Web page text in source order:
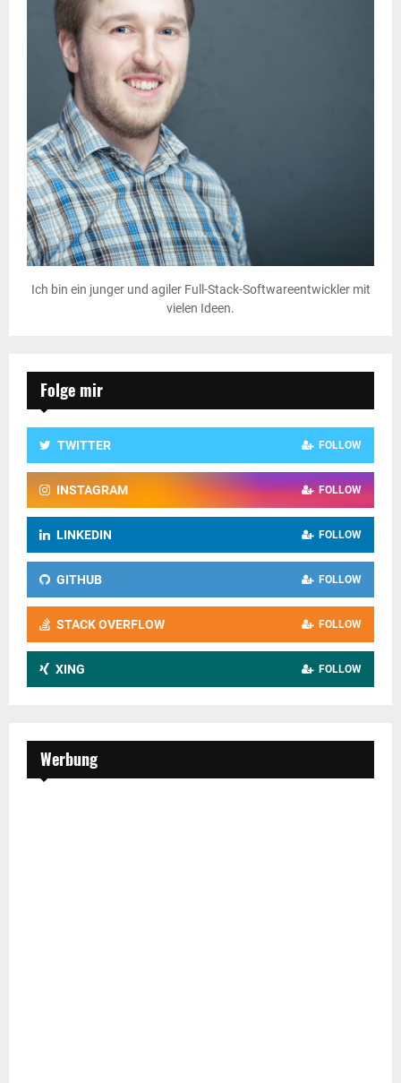
Ich bin ein junger und agiler Full-Stack-Softwareentwickler mit
vielen Ideen.
Folge mir
TWITTER FOLLOW
INSTAGRAM FOLLOW
LINKEDIN FOLLOW
GITHUB FOLLOW
STACK OVERFLOW FOLLOW
XING FOLLOW
Werbung